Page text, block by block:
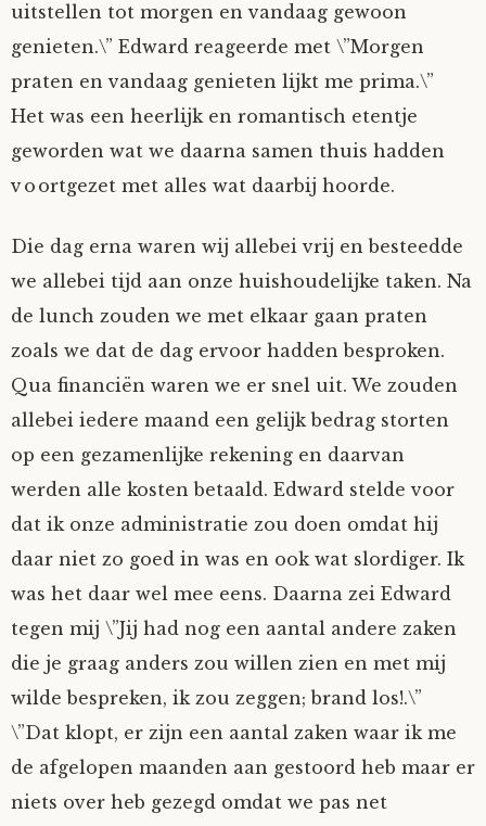
uitstellen tot morgen en vandaag gewoon
genieten.\” Edward reageerde met \”Morgen
praten en vandaag genieten lijkt me prima.\”
Het was een heerlijk en romantisch etentje
geworden wat we daarna samen thuis hadden
voortgezet met alles wat daarbij hoorde.
Die dag erna waren wij allebei vrij en besteedde
we allebei tijd aan onze huishoudelijke taken. Na
de lunch zouden we met elkaar gaan praten
zoals we dat de dag ervoor hadden besproken.
Qua financiën waren we er snel uit. We zouden
allebei iedere maand een gelijk bedrag storten
op een gezamenlijke rekening en daarvan
werden alle kosten betaald. Edward stelde voor
dat ik onze administratie zou doen omdat hij
daar niet zo goed in was en ook wat slordiger. Ik
was het daar wel mee eens. Daarna zei Edward
tegen mij \”Jij had nog een aantal andere zaken
die je graag anders zou willen zien en met mij
wilde bespreken, ik zou zeggen; brand los!.\”
\”Dat klopt, er zijn een aantal zaken waar ik me
de afgelopen maanden aan gestoord heb maar er
niets over heb gezegd omdat we pas net